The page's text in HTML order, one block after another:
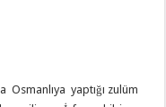
Osmanlıya yaptığı zulüm